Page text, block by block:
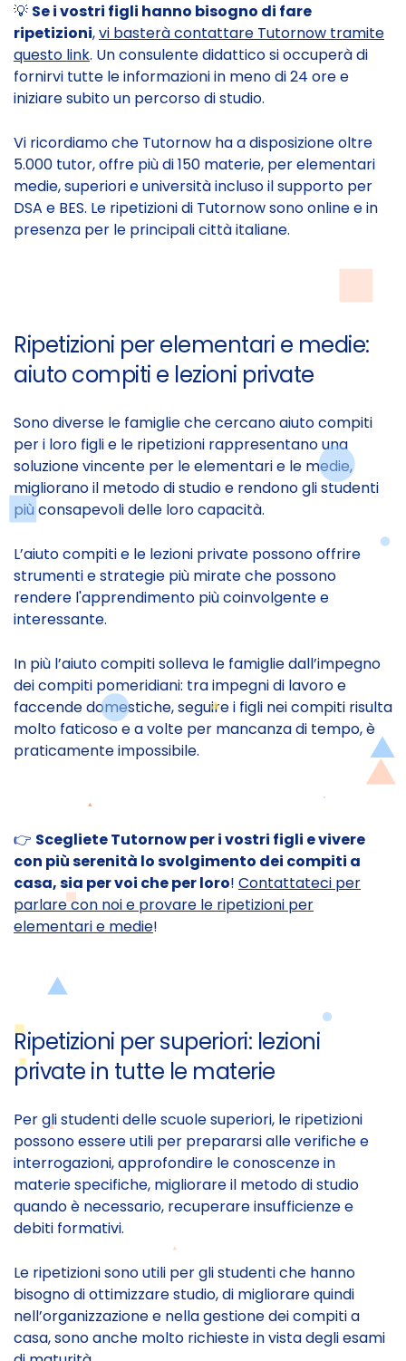
💡 Se i vostri figli hanno bisogno di fare
ripetizioni,vi basterà contattare Tutornow tramite
questo link. Un consulente didattico si occuperà di
fornirvi tutte le informazioni in meno di 24 ore e
iniziare subito un percorso di studio.
Vi ricordiamo che Tutornow ha a disposizione oltre
5.000 tutor, offre più di 150 materie, per elementari
medie, superiori e università incluso il supporto per
DSA e BES. Le ripetizioni di Tutornow sono online e in
presenza per le principali città italiane.
Ripetizioni per elementari e medie:
aiuto compiti e lezioni private
Sono diverse le famiglie che cercano aiuto compiti
per i loro figli e le ripetizioni rappresentano una
soluzione vincente per le elementari e le medie,
migliorano il metodo di studio e rendono gli studenti
più consapevoli delle loro capacità.
L’aiuto compiti e le lezioni private possono offrire
strumenti e strategie più mirate che possono
rendere l'apprendimento più coinvolgente e
interessante.
In più l’aiuto compiti solleva le famiglie dall’impegno
dei compiti pomeridiani: tra impegni di lavoro e
faccende domestiche, seguire i figli nei compiti risulta
molto faticoso e a volte per mancanza di tempo, è
praticamente impossibile.
👉 Scegliete Tutornow per i vostri figli e vivere
con più serenità lo svolgimento dei compiti a
casa, sia per voi che per loro! Contattateci per
parlare con noi e provare le ripetizioni per
elementari e medie!
Ripetizioni per superiori: lezioni
private in tutte le materie
Per gli studenti delle scuole superiori, le ripetizioni
possono essere utili per prepararsi alle verifiche e
interrogazioni, approfondire le conoscenze in
materie specifiche, migliorare il metodo di studio
quando è necessario, recuperare insufficienze e
debiti formativi.
Le ripetizioni sono utili per gli studenti che hanno
bisogno di ottimizzare studio, di migliorare quindi
nell’organizzazione e nella gestione dei compiti a
casa, sono anche molto richieste in vista degli esami